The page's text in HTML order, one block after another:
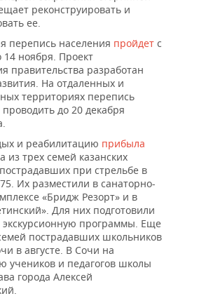
реконструировать и
ее.
перепись населения пройдет с
14 ноября. Проект
правительства разработан
На отдаленных и
территориях перепись
проводить до 20 декабря
и реабилитацию прибыла
из трех семей казанских
при стрельбе в
Их разместили в санаторно-
«Бридж Резорт» и в
Для них подготовили
экскурсионную программы. Еще
пострадавших школьников
в августе. В Сочи на
учеников и педагогов школы
города Алексей